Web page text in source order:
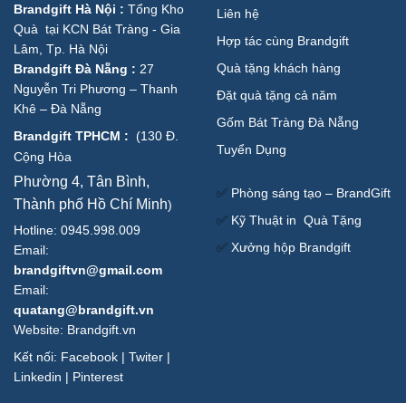
Brandgift Hà Nội : Tổng Kho
Quà tại KCN Bát Tràng - Gia
Lâm, Tp. Hà Nội
Brandgift Đà Nẵng : 27
Nguyễn Tri Phương – Thanh
Khê – Đà Nẵng
Brandgift TPHCM : (130 Đ.
Cộng Hòa
Phường 4, Tân Bình,
Thành phố Hồ Chí Minh)
Hotline: 0945.998.009
Email:
brandgiftvn@gmail.com
Email:
quatang@brandgift.vn
Website: Brandgift.vn
Kết nối: Facebook | Twiter |
Linkedin | Pinterest
Liên hệ
Hợp tác cùng Brandgift
Quà tặng khách hàng
Đặt quà tặng cả năm
Gốm Bát Tràng Đà Nẵng
Tuyển Dụng
✅ Phòng sáng tạo – BrandGift
✅ Kỹ Thuật in Quà Tặng
✅ Xưởng hộp Brandgift